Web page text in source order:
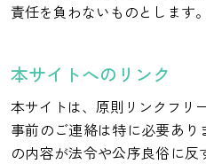
責任を負わないものとします。
本サイトへのリンク
本サイトは、原則リンクフリ
事前のご連絡は特に必要あ
の内容が法令や公序良俗に